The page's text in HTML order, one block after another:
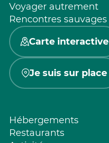
Voyager autrement
Rencontres sauvages
Carte interactive
Je suis sur place
Hébergements
Restaurants